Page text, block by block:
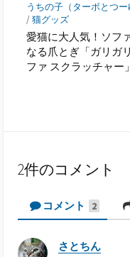
うちの子（ターボとつー
/猫グッズ
愛猫に大人気！ソフ
なる爪とぎ「ガリガ
ファ スクラッチャー」
2件のコメント
コメント 2
さとちん